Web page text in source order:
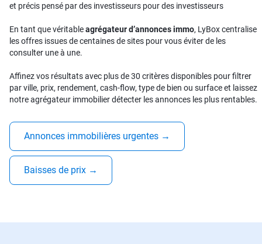
et précis pensé par des investisseurs pour des investisseurs
En tant que véritableagrégateur d’annonces immo, LyBox centralise
les offres issues de centaines de sites pour vous éviter de les
consulter une à une.
Affinez vos résultats avec plus de 30 critères disponibles pour filtrer
par ville, prix, rendement, cash-flow, type de bien ou surface et laissez
notre agrégateur immobilier détecter les annonces les plus rentables.
Annonces immobilières urgentes →
Baisses de prix →